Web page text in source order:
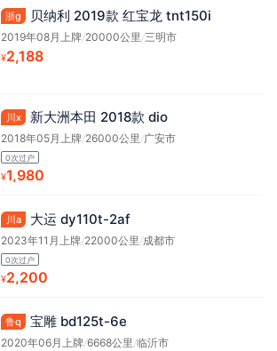
浙g 贝纳利 2019款 红宝龙 tnt150i
2019年08月上牌/20000公里/三明市
¥2,188
川x 新大洲本田 2018款 dio
2018年05月上牌/26000公里/广安市
0次过户
¥1,980
川a 大运 dy110t-2af
2023年11月上牌/22000公里/成都市
0次过户
¥2,200
鲁q 宝雕 bd125t-6e
2020年06月上牌/6668公里/临沂市